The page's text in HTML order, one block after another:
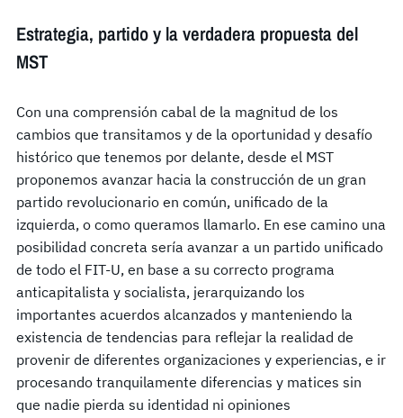
Estrategia, partido y la verdadera propuesta del
MST
Con una comprensión cabal de la magnitud de los
cambios que transitamos y de la oportunidad y desafío
histórico que tenemos por delante, desde el MST
proponemos avanzar hacia la construcción de un gran
partido revolucionario en común, unificado de la
izquierda, o como queramos llamarlo. En ese camino una
posibilidad concreta sería avanzar a un partido unificado
de todo el FIT-U, en base a su correcto programa
anticapitalista y socialista, jerarquizando los
importantes acuerdos alcanzados y manteniendo la
existencia de tendencias para reflejar la realidad de
provenir de diferentes organizaciones y experiencias, e ir
procesando tranquilamente diferencias y matices sin
que nadie pierda su identidad ni opiniones